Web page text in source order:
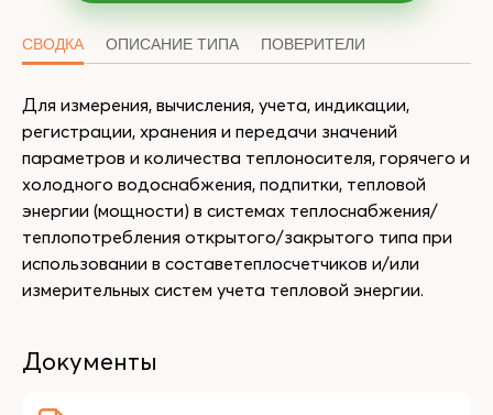
СВОДКА ОПИСАНИЕ ТИПА ПОВЕРИТЕЛИ
Для измерения, вычисления, учета, индикации,
регистрации, хранения и передачи значений
параметров и количества теплоносителя, горячего и
холодного водоснабжения, подпитки, тепловой
энергии (мощности) в системах теплоснабжения/
теплопотребления открытого/закрытого типа при
использовании в составетеплосчетчиков и/или
измерительных систем учета тепловой энергии.
Документы